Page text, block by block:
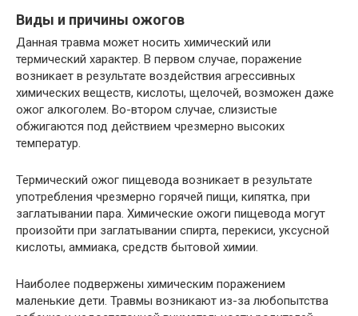
Виды и причины ожогов
Данная травма может носить химический или
термический характер. В первом случае, поражение
возникает в результате воздействия агрессивных
химических веществ, кислоты, щелочей, возможен даже
ожог алкоголем. Во-втором случае, слизистые
обжигаются под действием чрезмерно высоких
температур.
Термический ожог пищевода возникает в результате
употребления чрезмерно горячей пищи, кипятка, при
заглатывании пара. Химические ожоги пищевода могут
произойти при заглатывании спирта, перекиси, уксусной
кислоты, аммиака, средств бытовой химии.
Наиболее подвержены химическим поражением
маленькие дети. Травмы возникают из-за любопытства